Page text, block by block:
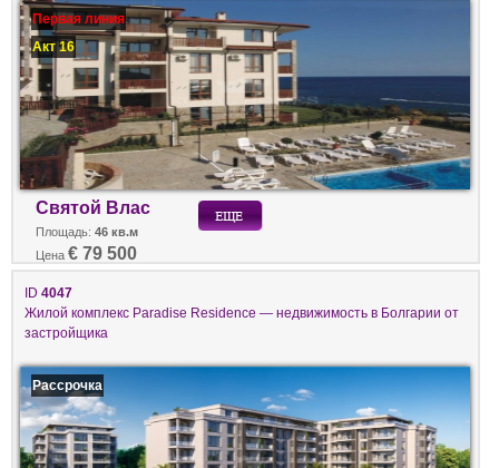
Первая линия
Акт 16
Святой Влас
Площадь: 46 кв.м
Цена € 79 500
ID 4047
Жилой комплекс Paradise Residence — недвижимость в Болгарии от
застройщика
Рассрочка